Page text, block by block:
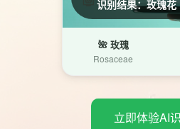
识别结果：玫瑰花
🌺 玫瑰
Rosaceae
立即体验AI